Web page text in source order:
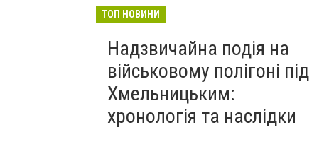
протипухлинному центрі
запрацював новий
томограф
Паперовий флот замість
Чорноморського: як реальні
втрати Росії перетворилися
на дитячу аплікацію
23:42
27 липня
ТОП НОВИНИ
Надзвичайна подія на
військовому полігоні під
Хмельницьким:
хронологія та наслідки